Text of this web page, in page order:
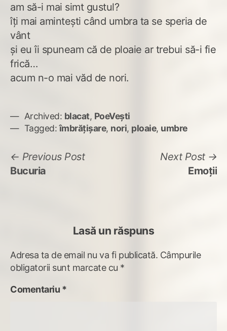
am să-i mai simt gustul?
îţi mai aminteşti când umbra ta se speria de
vânt
şi eu îi spuneam că de ploaie ar trebui să-i fie
frică…
acum n-o mai văd de nori.
Archived: blacat, PoeVești
Tagged: îmbrățișare, nori, ploaie, umbre
Navigare
în
Previous PostPrevious
Bucuria
Next Post
Emoţii
Lasă un răspuns
Adresa ta de email nu va fi publicată. Câmpurile
obligatorii sunt marcate cu *
Comentariu *